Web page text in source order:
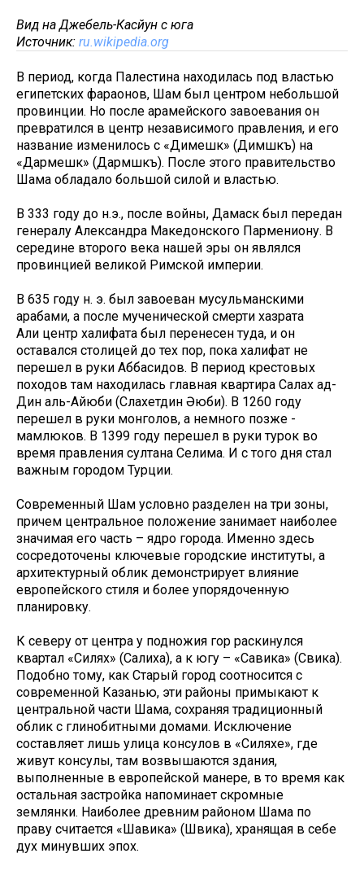
Вид на Джебель-Касйун с юга
Источник: ru.wikipedia.org
В период, когда Палестина находилась под властью
египетских фараонов, Шам был центром небольшой
провинции. Но после арамейского завоевания он
превратился в центр независимого правления, и его
название изменилось с «Димешк» (Димәшкъ) на
«Дармешк» (Дармәшкъ). После этого правительство
Шама обладало большой силой и властью.
В 333 году до н.э., после войны, Дамаск был передан
генералу Александра Македонского Пармениону. В
середине второго века нашей эры он являлся
провинцией великой Римской империи.
В 635 году н. э. был завоеван мусульманскими
арабами, а после мученической смерти хазрата
Али центр халифата был перенесен туда, и он
оставался столицей до тех пор, пока халифат не
перешел в руки Аббасидов. В период крестовых
походов там находилась главная квартира Салах ад-
Дин аль-Айюби (Сәлахетдин Әюби). В 1260 году
перешел в руки монголов, а немного позже -
мамлюков. В 1399 году перешел в руки турок во
время правления султана Селима. И с того дня стал
важным городом Турции.
Современный Шам условно разделен на три зоны,
причем центральное положение занимает наиболее
значимая его часть – ядро города. Именно здесь
сосредоточены ключевые городские институты, а
архитектурный облик демонстрирует влияние
европейского стиля и более упорядоченную
планировку.
К северу от центра у подножия гор раскинулся
квартал «Силях» (Салиха), а к югу – «Савика» (Сәвика).
Подобно тому, как Старый город соотносится с
современной Казанью, эти районы примыкают к
центральной части Шама, сохраняя традиционный
облик с глинобитными домами. Исключение
составляет лишь улица консулов в «Силяхе», где
живут консулы, там возвышаются здания,
выполненные в европейской манере, в то время как
остальная застройка напоминает скромные
землянки. Наиболее древним районом Шама по
праву считается «Шавика» (Шәвика), хранящая в себе
дух минувших эпох.